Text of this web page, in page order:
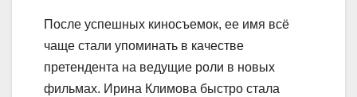
После успешных киносъемок, ее имя всё
чаще стали упоминать в качестве
претендента на ведущие роли в новых
фильмах. Ирина Климова быстро стала